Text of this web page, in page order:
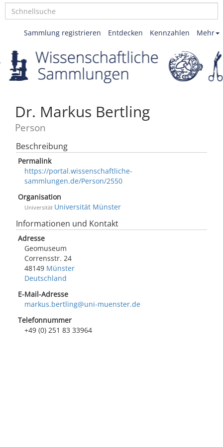
Mehr
Kennzahlen
Entdecken
Sammlung registrieren
Dr. Markus Bertling
Person
Beschreibung
Permalink
https://portal.wissenschaftliche-
sammlungen.de/Person/2550
Organisation
Universität Universität Münster
Informationen und Kontakt
Adresse
Geomuseum
Corrensstr. 24
48149 Münster
Deutschland
E-Mail-Adresse
markus.bertling@uni-muenster.de
Telefonnummer
+49 (0) 251 83 33964